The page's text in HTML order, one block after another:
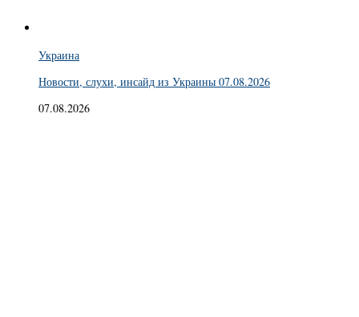
Украина
Новости, слухи, инсайд из Украины 07.08.2026
07.08.2026